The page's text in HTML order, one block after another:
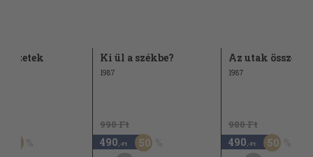
Ki ül a székbe?
1987
990 Ft
490 ,-Ft 50
Az utak
1987
980 Ft
490 ,-Ft 50